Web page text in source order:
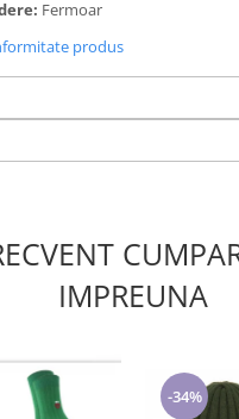
Maria
Fermoar
produs
IMPREUNA
-34%